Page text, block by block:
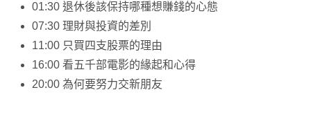
01:30 退休後該保持哪種想賺錢的心態
07:30 理財與投資的差別
11:00 只買四支股票的理由
16:00 看五千部電影的緣起和心得
20:00 為何要努力交新朋友